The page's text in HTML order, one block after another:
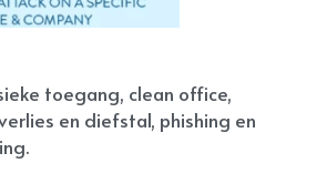
toegang, clean office,
en diefstal, phishing en